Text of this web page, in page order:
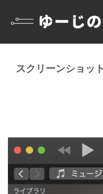
スクリーンショッ